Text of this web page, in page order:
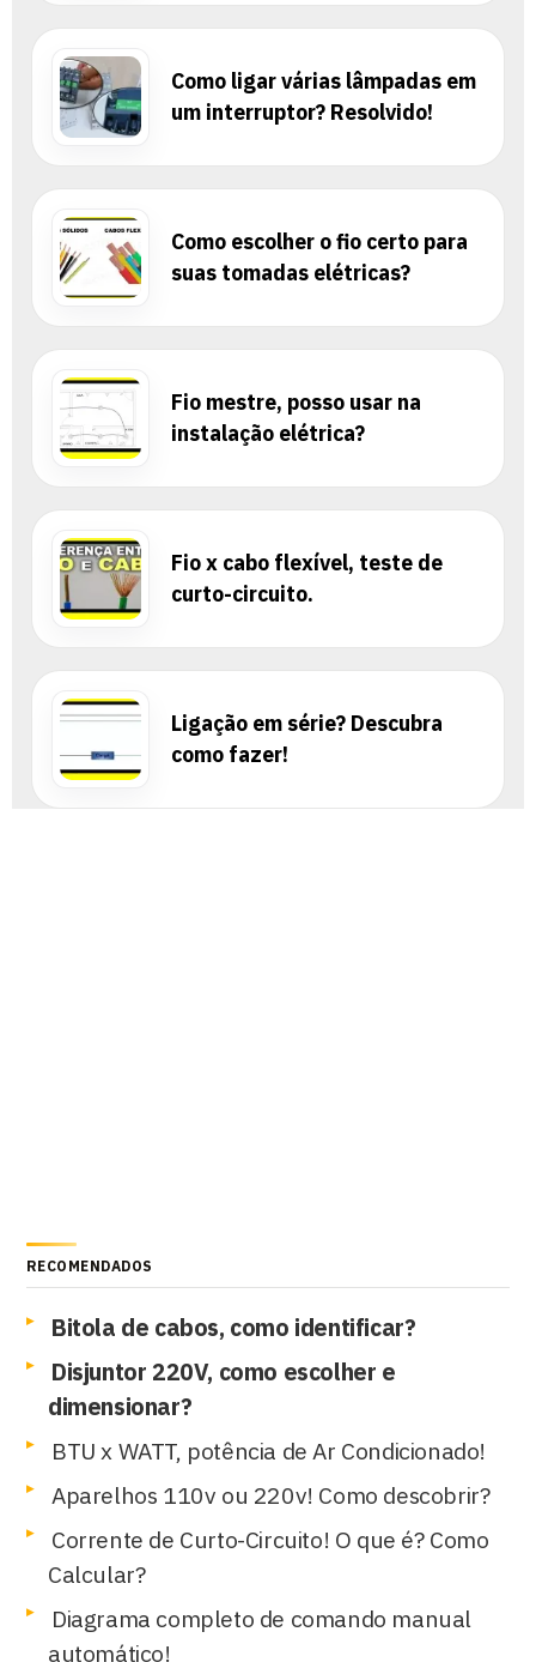
Como ligar várias lâmpadas em
um interruptor? Resolvido!
Como escolher o fio certo para
suas tomadas elétricas?
Fio mestre, posso usar na
instalação elétrica?
Fio x cabo flexível, teste de
curto-circuito.
Ligação em série? Descubra
como fazer!
RECOMENDADOS
Bitola de cabos, como identificar?
Disjuntor 220V, como escolher e
dimensionar?
BTU x WATT, potência de Ar Condicionado!
Aparelhos 110v ou 220v! Como descobrir?
Corrente de Curto-Circuito! O que é? Como
Calcular?
Diagrama completo de comando manual
automático!